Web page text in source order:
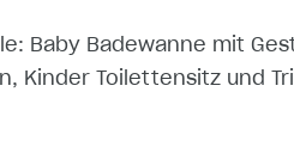
Baby Badewanne mit
Kinder Toilettensitz und